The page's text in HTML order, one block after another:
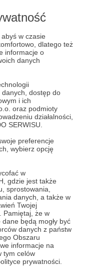
w czasie
dlatego też
informacje o
danych
dostęp do
i ich
oraz podmioty
działalności,
SERWISU.
preferencje
wybierz opcję
w
gdzie jest także
sprostowania,
danych, a także w
Twojej
Pamiętaj, że w
będą mogły być
danych z państw
Obszaru
informacje na
tym celów
prywatności.
Twoich danych
możliwa
"Zgodna na
formularz
serwisu oraz
danych
w celu
Patronite.
elektroniczną
ta może zostać